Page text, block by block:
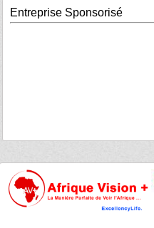
Entreprise Sponsorisé